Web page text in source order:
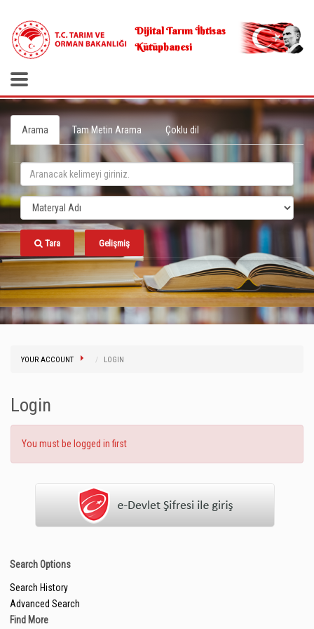
Dijital Tarım İhtisas
Kütüphanesi
Arama Tam Metin Arama Çoklu dil
Tara Gelişmiş
YOUR ACCOUNT LOGIN
Login
You must be logged in first
Search Options
Search History
Advanced Search
Find More